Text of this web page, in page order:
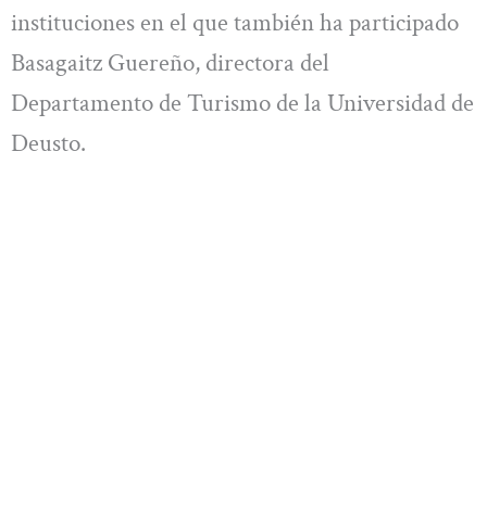
instituciones en el que también ha participado
Basagaitz Guereño, directora del
Departamento de Turismo de la Universidad de
Deusto.